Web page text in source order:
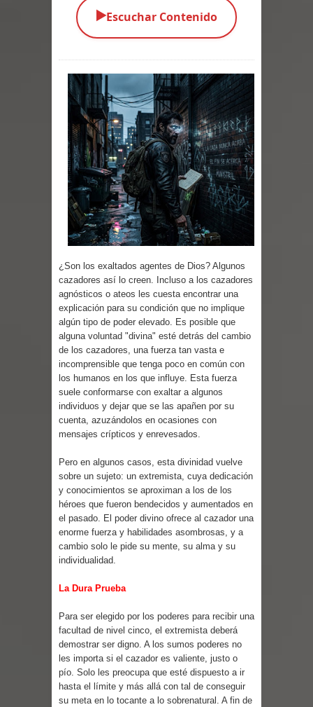
Parte 01: Escondido a Plena Luz
Parte 02: El Enemigo de mi Enemigo
Parte 06: Coletazos
Parte 05: Los Horrores del Infierno
Parte 04: Oídos Sordos
Parte 03: La Traición
Parte 02: Vuelve el Hijo Prodigo
Parte 03: Reflexiones
▶️Escuchar Contenido
¿Son los exaltados agentes de Dios? Algunos
cazadores así lo creen. Incluso a los cazadores
agnósticos o ateos les cuesta encontrar una
explicación para su condición que no implique
algún tipo de poder elevado. Es posible que
alguna voluntad "divina" esté detrás del cambio
de los cazadores, una fuerza tan vasta e
incomprensible que tenga poco en común con
los humanos en los que influye. Esta fuerza
suele conformarse con exaltar a algunos
individuos y dejar que se las apañen por su
cuenta, azuzándolos en ocasiones con
mensajes crípticos y enrevesados.
Pero en algunos casos, esta divinidad vuelve
sobre un sujeto: un extremista, cuya dedicación
y conocimientos se aproximan a los de los
héroes que fueron bendecidos y aumentados en
el pasado. El poder divino ofrece al cazador una
enorme fuerza y habilidades asombrosas, y a
cambio solo le pide su mente, su alma y su
individualidad.
La Dura Prueba
Para ser elegido por los poderes para recibir una
facultad de nivel cinco, el extremista deberá
demostrar ser digno. A los sumos poderes no
les importa si el cazador es valiente, justo o
pío. Solo les preocupa que esté dispuesto a ir
hasta el límite y más allá con tal de conseguir
su meta en lo tocante a lo sobrenatural. A fin de